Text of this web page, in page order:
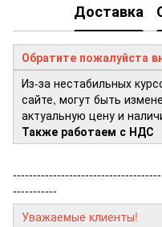
Доставка
Обратите пожалуйста
Из-за нестабильных
сайте, могут быть
актуальную цену и
Также работаем с НДС
-----------
Уважаемые клиенты!